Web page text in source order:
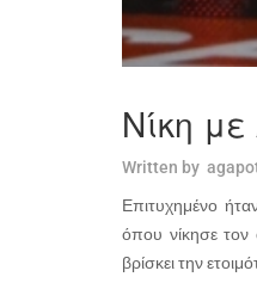
Νίκη
Written by
Επιτυχημένο
όπου νίκησε τον
βρίσκει την